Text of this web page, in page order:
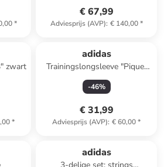
*
€ 67,99
Adviesprijs (AVP): € 140,00*
zwart
*
adidas
Trainingslongsleeve "Pique"
donkerblauw
-46%
€ 31,99
Adviesprijs (AVP): € 60,00*
adidas